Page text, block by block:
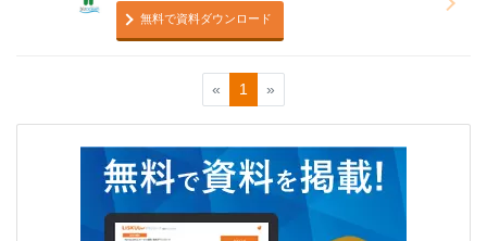
無料で資料ダウンロード
« 1 »